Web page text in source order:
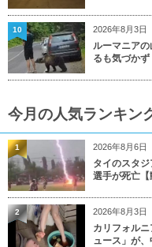
2026年8月3日
ルーマニア
るも気づかず
10
今月の人気ランキン
2026年8月6日
タイのスタ
選手が死亡【
1
2026年8月3日
カリフォル
ュース」が
2